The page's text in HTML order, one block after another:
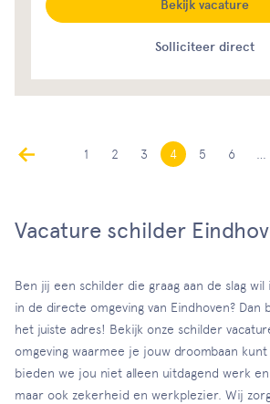
Solliciteer direct
Bekijk vacature
1 2 3 4 5 6
Vacature schilder
Ben jij een schilder die graag aan de slag
in de directe omgeving van Eindhoven? Dan
het juiste adres! Bekijk onze schilder
omgeving waarmee je jouw droombaan
bieden we jou niet alleen uitdagend werk en
maar ook zekerheid en werkplezier. Wij